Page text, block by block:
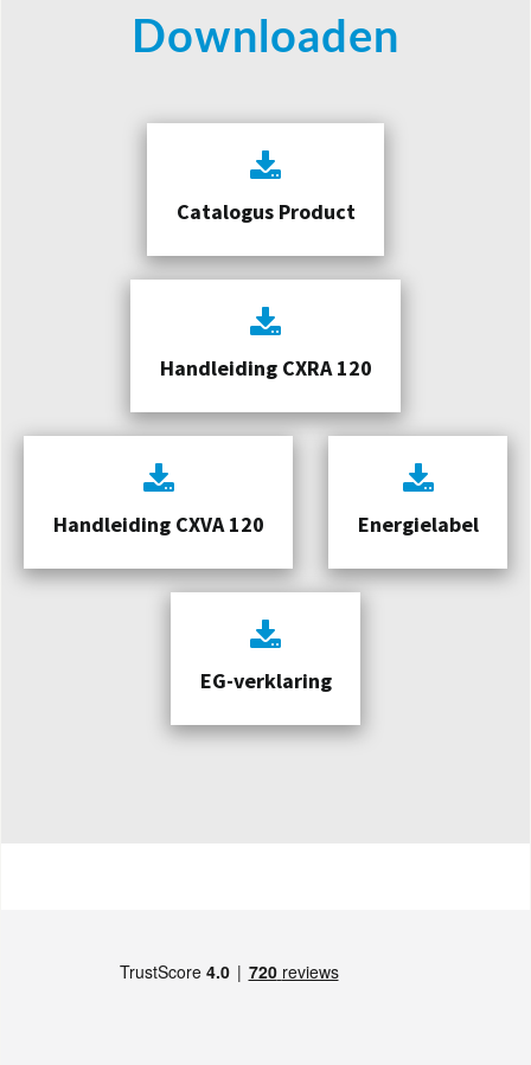
Downloaden
Catalogus Product
Handleiding CXRA 120
Handleiding CXVA 120 Energielabel
EG-verklaring